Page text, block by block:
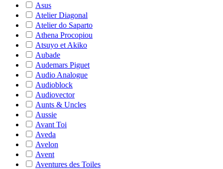
Asus
Atelier Diagonal
Atelier do Saparto
Athena Procopiou
Atsuyo et Akiko
Aubade
Audemars Piguet
Audio Analogue
Audioblock
Audiovector
Aunts & Uncles
Aussie
Avant Toi
Aveda
Avelon
Avent
Aventures des Toiles